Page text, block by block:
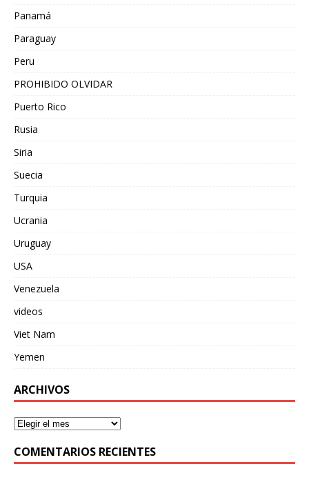
Panamá
Paraguay
Peru
PROHIBIDO OLVIDAR
Puerto Rico
Rusia
Siria
Suecia
Turquia
Ucrania
Uruguay
USA
Venezuela
videos
Viet Nam
Yemen
ARCHIVOS
COMENTARIOS RECIENTES